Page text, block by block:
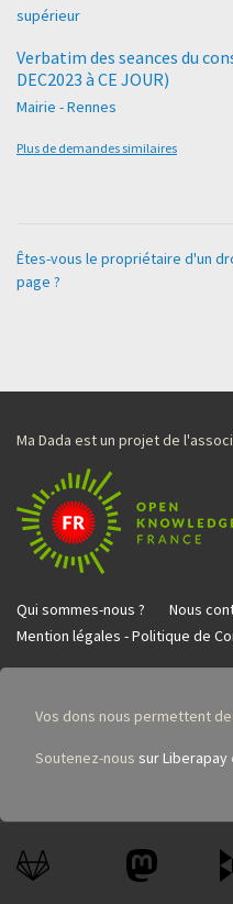
supérieur
Verbatim des seances du
DEC2023 à CE JOUR)
Mairie - Rennes
Plus de demandes similaires
Êtes-vous le propriétaire d'un
page ?
Ma Dada est un projet de
Qui sommes-nous ? Nous
Mention légales - Politique de
Vos dons nous permettent de
Soutenez-nous sur Liberapay